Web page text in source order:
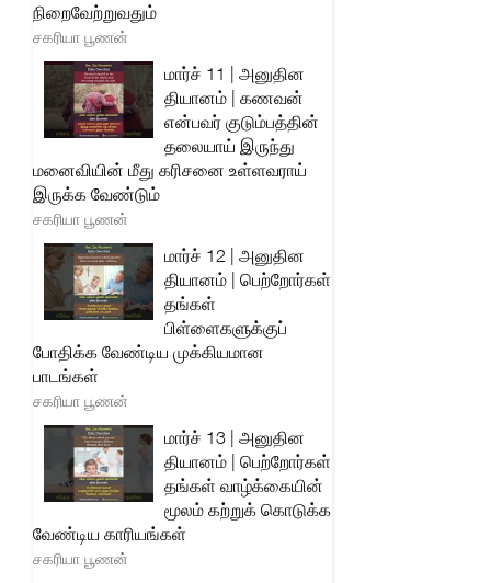
நிறைவேற்றுவதும்
சகரியா பூணன்
மார்ச் 11 | அனுதின
தியானம் | கணவன்
என்பவர் குடும்பத்தின்
தலையாய் இருந்து
மனைவியின் மீது கரிசனை உள்ளவராய்
இருக்க வேண்டும்
சகரியா பூணன்
மார்ச் 12 | அனுதின
தியானம் | பெற்றோர்கள்
தங்கள்
பிள்ளைகளுக்குப்
போதிக்க வேண்டிய முக்கியமான
பாடங்கள்
சகரியா பூணன்
மார்ச் 13 | அனுதின
தியானம் | பெற்றோர்கள்
தங்கள் வாழ்க்கையின்
மூலம் கற்றுக் கொடுக்க
வேண்டிய காரியங்கள்
சகரியா பூணன்